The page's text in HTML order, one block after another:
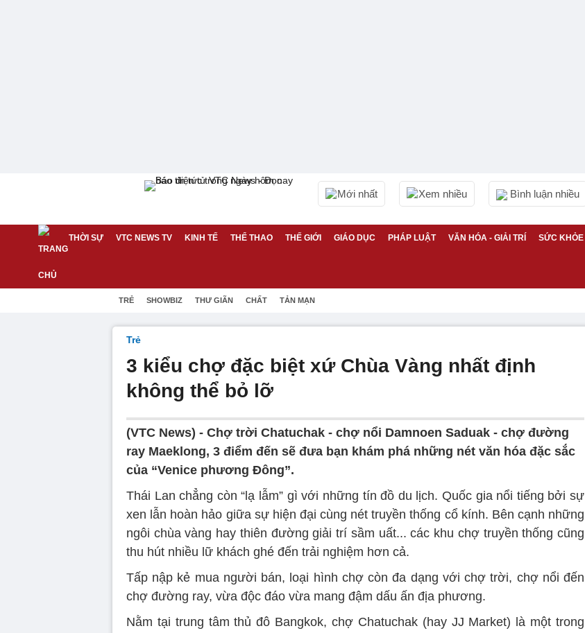
Mới nhất Xem nhiều Bình luận nhiều
THỜI SỰ VTC NEWS TV KINH TẾ THỂ THAO THẾ GIỚI GIÁO DỤC PHÁP LUẬT VĂN HÓA - GIẢI TRÍ SỨC KHỎE
TRẺ SHOWBIZ THƯ GIÃN CHẤT TẢN MẠN
Trẻ
3 kiểu chợ đặc biệt xứ Chùa Vàng nhất định
không thể bỏ lỡ
(VTC News) - Chợ trời Chatuchak - chợ nổi Damnoen Saduak - chợ đường
ray Maeklong, 3 điểm đến sẽ đưa bạn khám phá những nét văn hóa đặc sắc
của “Venice phương Đông”.
Thái Lan chẳng còn “lạ lẫm” gì với những tín đồ du lịch. Quốc gia nổi tiếng bởi sự
xen lẫn hoàn hảo giữa sự hiện đại cùng nét truyền thống cổ kính. Bên cạnh những
ngôi chùa vàng hay thiên đường giải trí sầm uất... các khu chợ truyền thống cũng
thu hút nhiều lữ khách ghé đến trải nghiệm hơn cả.
Tấp nập kẻ mua người bán, loại hình chợ còn đa dạng với chợ trời, chợ nổi đến
chợ đường ray, vừa độc đáo vừa mang đậm dấu ấn địa phương.
Nằm tại trung tâm thủ đô Bangkok, chợ Chatuchak (hay JJ Market) là một trong